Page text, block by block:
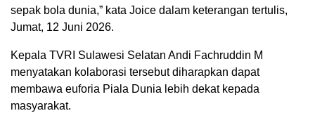
sepak bola dunia,” kata Joice dalam keterangan tertulis,
Jumat, 12 Juni 2026.
Kepala TVRI Sulawesi Selatan Andi Fachruddin M
menyatakan kolaborasi tersebut diharapkan dapat
membawa euforia Piala Dunia lebih dekat kepada
masyarakat.